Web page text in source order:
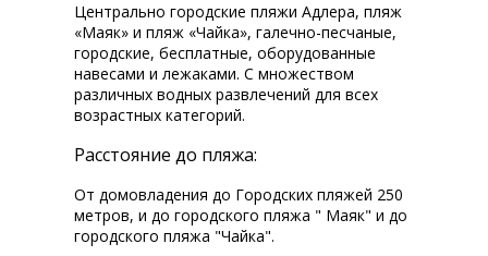
Центрально городские пляжи Адлера, пляж
«Маяк» и пляж «Чайка», галечно-песчаные,
городские, бесплатные, оборудованные
навесами и лежаками. С множеством
различных водных развлечений для всех
возрастных категорий.
Расстояние до пляжа:
От домовладения до Городских пляжей 250
метров, и до городского пляжа " Маяк" и до
городского пляжа "Чайка".